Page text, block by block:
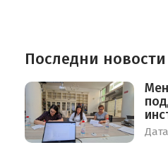
Последни новости